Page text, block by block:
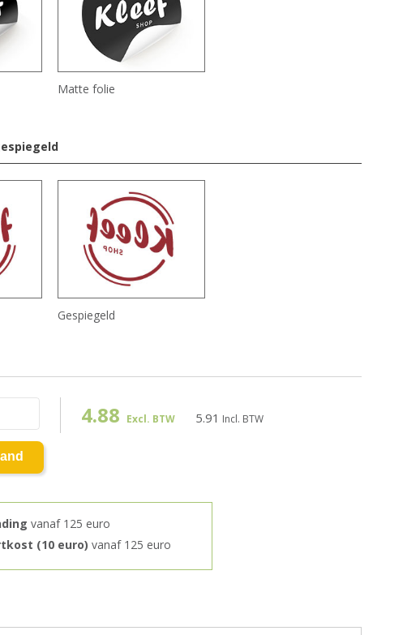
Matte folie
Gespiegeld
4.88 Excl. BTW 5.91 Incl. BTW
vanaf 125 euro
(10 euro) vanaf 125 euro